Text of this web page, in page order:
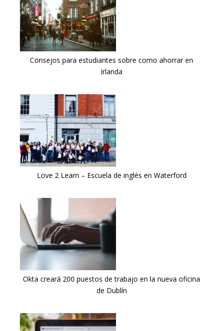
Consejos para estudiantes sobre como ahorrar en
Irlanda
Love 2 Learn – Escuela de inglés en Waterford
Okta creará 200 puestos de trabajo en la nueva oficina
de Dublín